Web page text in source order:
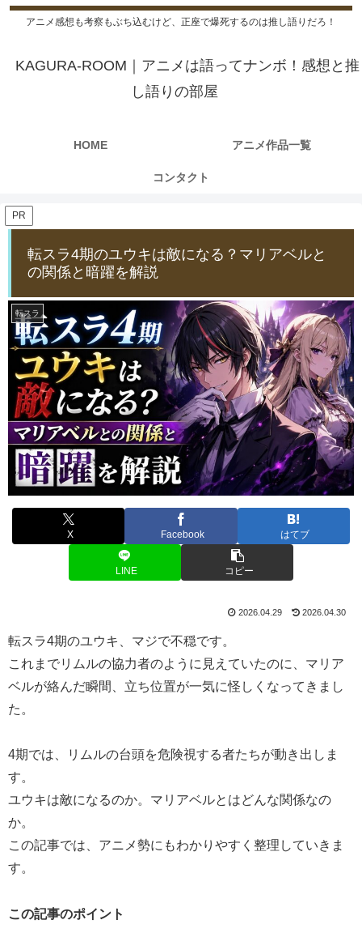
アニメ感想も考察もぶち込むけど、正座で爆死するのは推し語りだろ！
KAGURA-ROOM｜アニメは語ってナンボ！感想と推
し語りの部屋
HOME アニメ作品一覧
コンタクト
PR
転スラ4期のユウキは敵になる？マリアベルと
の関係と暗躍を解説
転スラ
X Facebook はてブ
LINE コピー
2026.04.29 2026.04.30
転スラ4期のユウキ、マジで不穏です。
これまでリムルの協力者のように見えていたのに、マリア
ベルが絡んだ瞬間、立ち位置が一気に怪しくなってきまし
た。
4期では、リムルの台頭を危険視する者たちが動き出しま
す。
ユウキは敵になるのか。マリアベルとはどんな関係なの
か。
この記事では、アニメ勢にもわかりやすく整理していきま
す。
この記事のポイント